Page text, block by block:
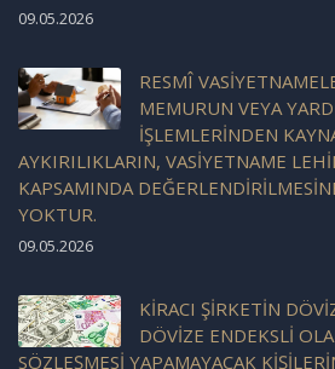
09.05.2026
RESMÎ
MEMURUN VEYA
İŞLEMLERİNDEN
AYKIRILIKLARIN, VASİYETNAME
KAPSAMINDA
YOKTUR.
09.05.2026
KİRACI ŞİRKETİN
DÖVİZE ENDEKSLİ
SÖZLEŞMESİ YAPAMAYACAK